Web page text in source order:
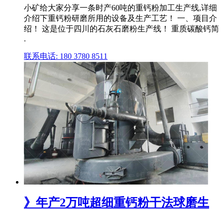
小矿给大家分享一条时产60吨的重钙粉加工生产线,详细
介绍下重钙粉研磨所用的设备及生产工艺！ 一、项目介
绍！ 这是位于四川的石灰石磨粉生产线！ 重质碳酸钙简
.
联系电话: 180 3780 8511
》年产2万吨超细重钙粉干法球磨生